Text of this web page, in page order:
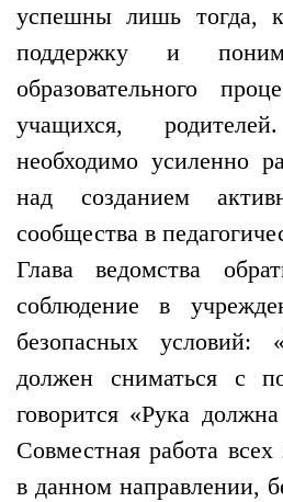
успешны лишь тогда,
поддержку и
образовательного
учащихся,
необходимо усиленно
над созданием
сообщества в
Глава ведомства
соблюдение в
безопасных условий:
должен сниматься с
говорится «Рука
Совместная работа
в данном направлении,